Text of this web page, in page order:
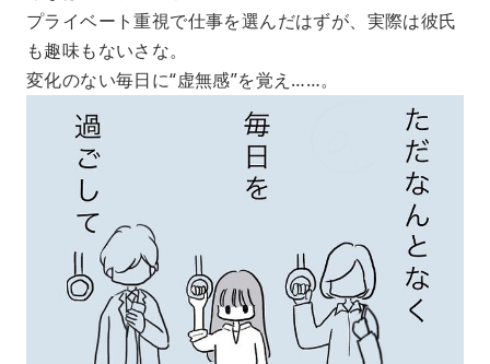
プライベート重視で仕事を選んだはずが、実際は彼氏
も趣味もないさな。
変化のない毎日に“虚無感”を覚え……。